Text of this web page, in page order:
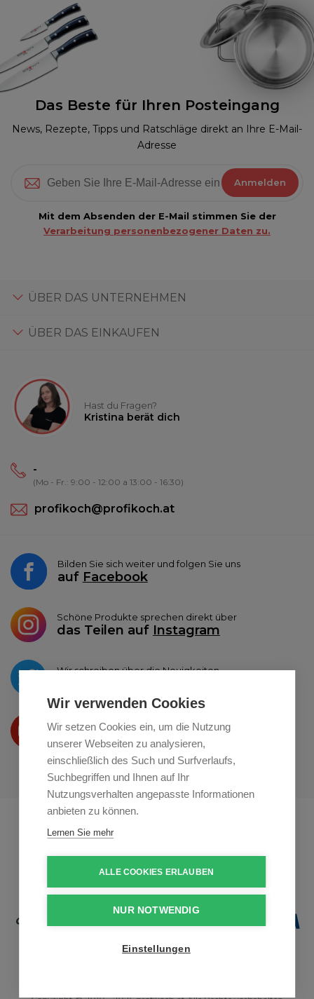
Wir verwenden Cookies
Wir setzen Cookies ein, um die Nutzung
unserer Webseiten zu analysieren,
einschließlich des Such und Surfverlaufs,
Suchbegriffen und Ihnen auf Ihr
Nutzungsverhalten angepasste Informationen
anbieten zu können.
Lernen Sie mehr
ALLE COOKIES ERLAUBEN
NUR NOTWENDIG
Einstellungen
Das Beste für Ihren Posteingang
News, Rezepte, Tipps und Ratschläge direkt an Ihre E-Mail-
Adresse
Anmelden
Mit dem Absenden der E-Mail stimmen Sie der
Verarbeitung personenbezogener Daten zu.
ÜBER DAS UNTERNEHMEN
ÜBER DAS EINKAUFEN
Hast du Fragen?
Kristina berät dich
-
(Mo - Fr.: 9:00 - 12:00 a 13:00 - 16:30)
profikoch@profikoch.at
Bilden Sie sich weiter und folgen Sie uns
auf Facebook
Schöne Produkte sprechen direkt über
das Teilen auf Instagram
Wir schreiben über die Neuigkeiten
Wir präsentieren Ihre produkte
Youtube
Profikuchar.sk